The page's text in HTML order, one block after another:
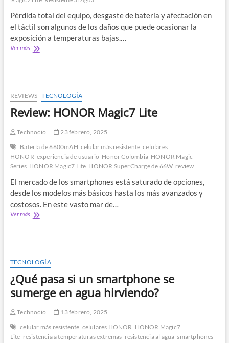
a
los
Pérdida total del equipo, desgaste de batería y afectación en
el táctil son algunos de los daños que puede ocasionar la
exposición a temperaturas bajas.…
Ver másEstas
exponer
tu
celular
frío
REVIEWS TECNOLOGÍA
Review: HONOR Magic7 Lite
Technocio
23 febrero, 2025
Batería de 6600mAH celular más resistente celulares
HONOR experiencia de usuario Honor Colombia HONOR Magic
Series HONOR Magic7 Lite HONOR SuperCharge de 66W review
El mercado de los smartphones está saturado de opciones,
desde los modelos más básicos hasta los más avanzados y
costosos. En este vasto mar de…
Ver másReview:
TECNOLOGÍA
¿Qué pasa si un smartphone se
sumerge en agua hirviendo?
Technocio
13 febrero, 2025
celular más resistente celulares HONOR HONOR Magic7
Lite resistencia a temperaturas extremas resistencia al agua smartphones